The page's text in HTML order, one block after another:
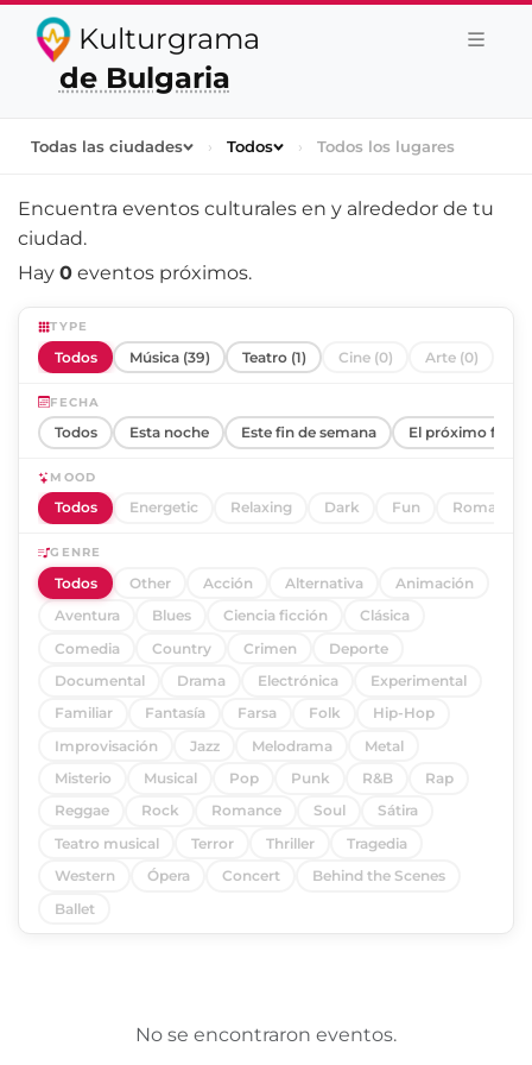
Kulturgrama
de Bulgaria
Todas las ciudades › Todos › Todos los lugares
Encuentra eventos culturales en y alrededor de tu
ciudad.
Hay 0 eventos próximos.
TYPE
Todos Música (39) Teatro (1) Cine (0) Arte (0)
FECHA
Todos Esta noche Este fin de semana El próximo fin
MOOD
Todos Energetic Relaxing Dark Fun Romantic
GENRE
Todos Other Acción Alternativa
Animación
Aventura
Blues Ciencia ficción
Clásica
Comedia
Country Crimen
Deporte
Documental
Drama Electrónica
Experimental
Familiar
Fantasía Farsa Folk
Hip-Hop
Improvisación
Jazz Melodrama
Metal
Misterio
Musical Pop Punk R&B
Rap
Reggae
Rock Romance Soul
Sátira
Teatro musical
Terror Thriller
Tragedia
Western
Ópera Concert
Behind the Scenes
Ballet
No se encontraron eventos.